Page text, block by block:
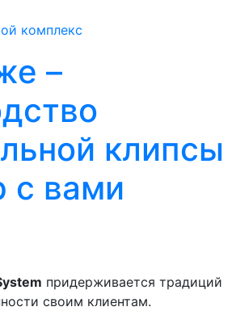
комплекс
–
клипсы
с вами
придерживается традиций
своим клиентам.